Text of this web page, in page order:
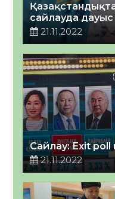
сайлауда
21.11.2022
Сайлау: Еxit poll
21.11.2022